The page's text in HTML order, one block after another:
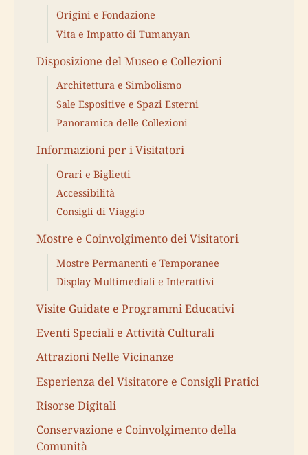
Origini e Fondazione
Vita e Impatto di Tumanyan
Disposizione del Museo e Collezioni
Architettura e Simbolismo
Sale Espositive e Spazi Esterni
Panoramica delle Collezioni
Informazioni per i Visitatori
Orari e Biglietti
Accessibilità
Consigli di Viaggio
Mostre e Coinvolgimento dei Visitatori
Mostre Permanenti e Temporanee
Display Multimediali e Interattivi
Visite Guidate e Programmi Educativi
Eventi Speciali e Attività Culturali
Attrazioni Nelle Vicinanze
Esperienza del Visitatore e Consigli Pratici
Risorse Digitali
Conservazione e Coinvolgimento della
Comunità